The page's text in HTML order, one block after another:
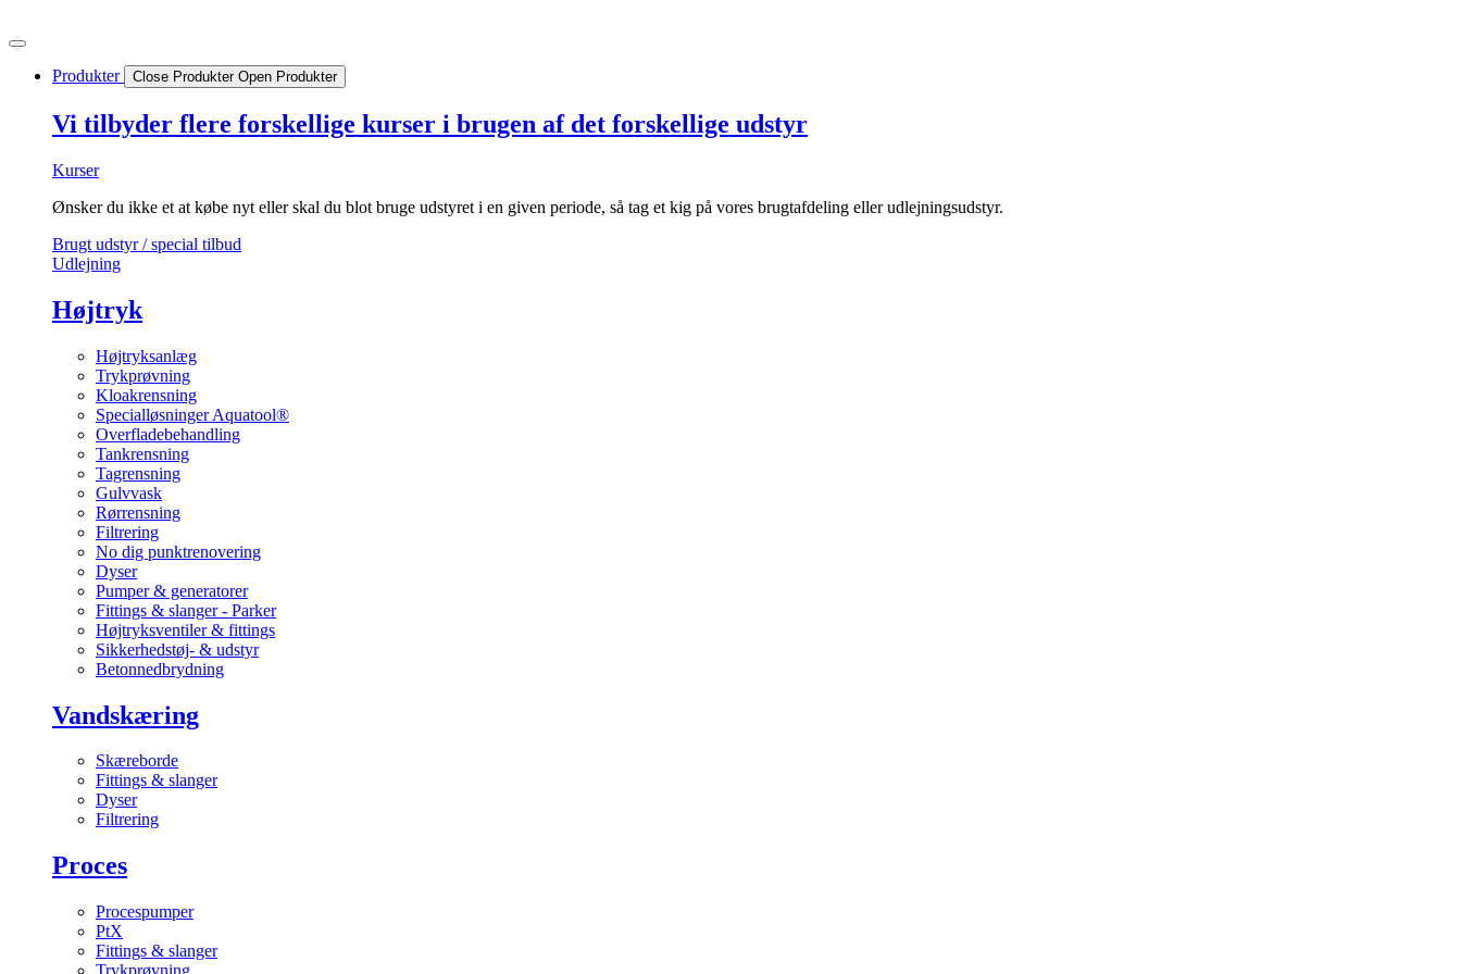
til
Produkter
Close Produkter Open Produkter
Vi tilbyder flere forskellige kurser i brugen af det forskellige udstyr
Kurser
Ønsker du ikke et at købe nyt eller skal du blot bruge udstyret i en given periode, så tag et kig på vores brugtafdeling eller udlejningsudstyr.
Brugt udstyr / special tilbud
Udlejning
Højtryk
Højtryksanlæg
Trykprøvning
Kloakrensning
Specialløsninger Aquatool®
Overfladebehandling
Tankrensning
Tagrensning
Gulvvask
Rørrensning
Filtrering
No dig punktrenovering
Dyser
Pumper & generatorer
Fittings & slanger - Parker
Højtryksventiler & fittings
Sikkerhedstøj- & udstyr
Betonnedbrydning
Vandskæring
Skæreborde
Fittings & slanger
Dyser
Filtrering
Proces
Procespumper
PtX
Fittings & slanger